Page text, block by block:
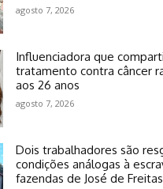
agosto 7, 2026
Influenciadora que
tratamento contra câncer
aos 26 anos
agosto 7, 2026
Dois trabalhadores são
condições análogas à
fazendas de José de Freitas